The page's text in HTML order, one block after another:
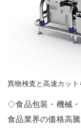
異物検査と高速カッ
◇食品包装・機械・
食品業界の価格高